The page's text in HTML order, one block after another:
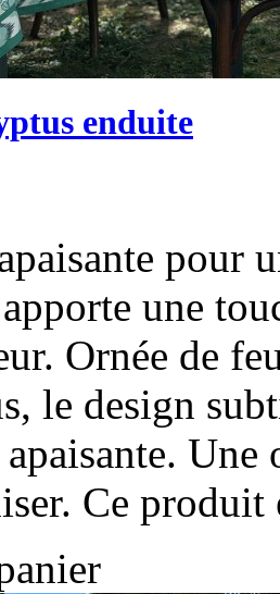
enduite
pour
une
Ornée de
le design
Ce